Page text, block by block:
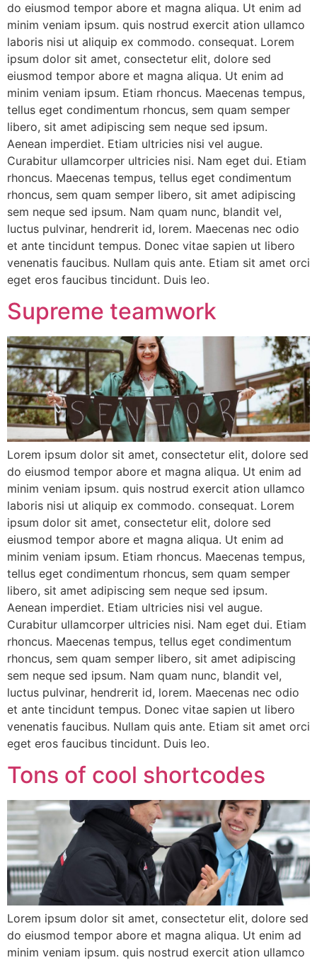
do eiusmod tempor abore et magna aliqua. Ut enim ad
minim veniam ipsum. quis nostrud exercit ation ullamco
laboris nisi ut aliquip ex commodo. consequat. Lorem
ipsum dolor sit amet, consectetur elit, dolore sed
eiusmod tempor abore et magna aliqua. Ut enim ad
minim veniam ipsum. Etiam rhoncus. Maecenas tempus,
tellus eget condimentum rhoncus, sem quam semper
libero, sit amet adipiscing sem neque sed ipsum.
Aenean imperdiet. Etiam ultricies nisi vel augue.
Curabitur ullamcorper ultricies nisi. Nam eget dui. Etiam
rhoncus. Maecenas tempus, tellus eget condimentum
rhoncus, sem quam semper libero, sit amet adipiscing
sem neque sed ipsum. Nam quam nunc, blandit vel,
luctus pulvinar, hendrerit id, lorem. Maecenas nec odio
et ante tincidunt tempus. Donec vitae sapien ut libero
venenatis faucibus. Nullam quis ante. Etiam sit amet orci
eget eros faucibus tincidunt. Duis leo.
Supreme teamwork
Lorem ipsum dolor sit amet, consectetur elit, dolore sed
do eiusmod tempor abore et magna aliqua. Ut enim ad
minim veniam ipsum. quis nostrud exercit ation ullamco
laboris nisi ut aliquip ex commodo. consequat. Lorem
ipsum dolor sit amet, consectetur elit, dolore sed
eiusmod tempor abore et magna aliqua. Ut enim ad
minim veniam ipsum. Etiam rhoncus. Maecenas tempus,
tellus eget condimentum rhoncus, sem quam semper
libero, sit amet adipiscing sem neque sed ipsum.
Aenean imperdiet. Etiam ultricies nisi vel augue.
Curabitur ullamcorper ultricies nisi. Nam eget dui. Etiam
rhoncus. Maecenas tempus, tellus eget condimentum
rhoncus, sem quam semper libero, sit amet adipiscing
sem neque sed ipsum. Nam quam nunc, blandit vel,
luctus pulvinar, hendrerit id, lorem. Maecenas nec odio
et ante tincidunt tempus. Donec vitae sapien ut libero
venenatis faucibus. Nullam quis ante. Etiam sit amet orci
eget eros faucibus tincidunt. Duis leo.
Tons of cool shortcodes
Lorem ipsum dolor sit amet, consectetur elit, dolore sed
do eiusmod tempor abore et magna aliqua. Ut enim ad
minim veniam ipsum. quis nostrud exercit ation ullamco